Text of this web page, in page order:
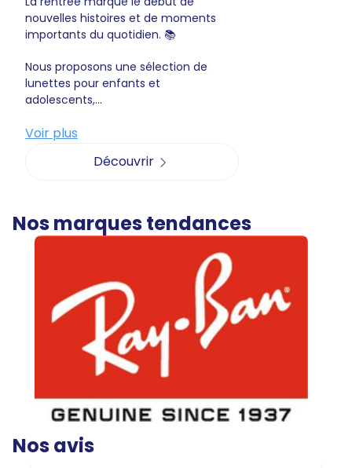
nouvelles histoires et de moments
importants du quotidien. 📚
Nous proposons une sélection de
lunettes pour enfants et
adolescents,...
Voir plus
Découvrir
Nos marques tendances
Nos avis